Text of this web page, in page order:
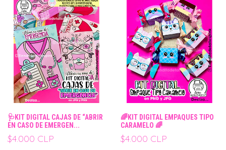
🩺KIT DIGITAL CAJAS DE “ABRIR
EN CASO DE EMERGEN...
$4.000 CLP
🌈KIT DIGITAL EMPAQUES TIPO
CARAMELO 🌈
$4.000 CLP